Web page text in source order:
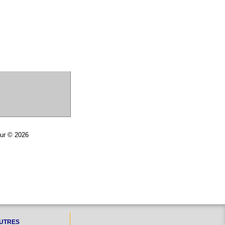
© 2026